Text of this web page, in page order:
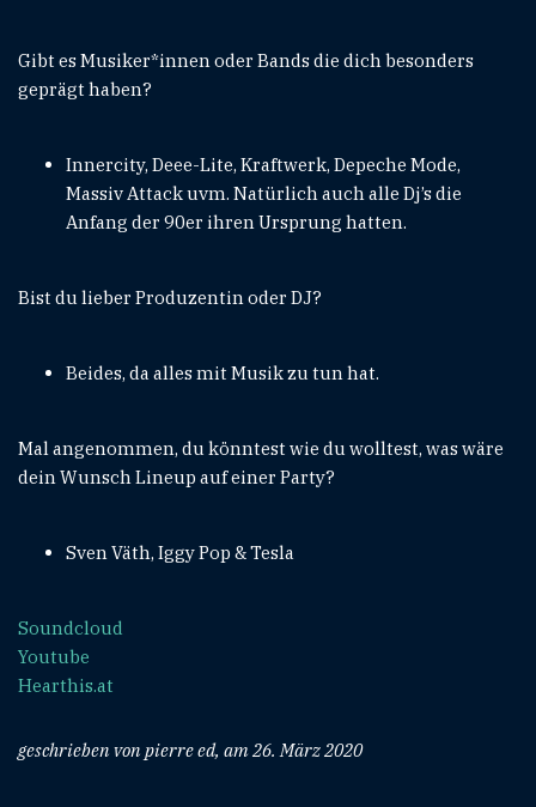
Gibt es Musiker*innen oder Bands die dich besonders
geprägt haben?
Innercity, Deee-Lite, Kraftwerk, Depeche Mode,
Massiv Attack uvm. Natürlich auch alle Dj’s die
Anfang der 90er ihren Ursprung hatten.
Bist du lieber Produzentin oder DJ?
Beides, da alles mit Musik zu tun hat.
Mal angenommen, du könntest wie du wolltest, was wäre
dein Wunsch Lineup auf einer Party?
Sven Väth, Iggy Pop & Tesla
Soundcloud
Youtube
Hearthis.at
geschrieben von pierre ed, am 26. März 2020